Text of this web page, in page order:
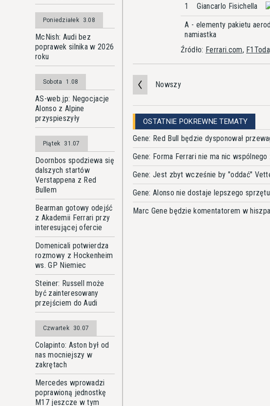
Poniedziałek 3.08
McNish: Audi bez
poprawek silnika w 2026
roku
Sobota 1.08
AS-web.jp: Negocjacje
Alonso z Alpine
przyspieszyły
Piątek 31.07
Doornbos spodziewa się
dalszych startów
Verstappena z Red
Bullem
Bearman gotowy odejść
z Akademii Ferrari przy
interesującej ofercie
Domenicali potwierdza
rozmowy z Hockenheim
ws. GP Niemiec
Steiner: Russell może
być zainteresowany
przejściem do Audi
Czwartek 30.07
Colapinto: Aston był od
nas mocniejszy w
zakrętach
Mercedes wprowadzi
poprawioną jednostkę
M17 jeszcze w tym
1
Giancarlo Fisichella
A - elementy pakietu
namiastka
Źródło: Ferrari.com,
Nowszy
OSTATNIE POKREWNE TEMATY
Gene: Red Bull będzie dysponował
Gene: Forma Ferrari nie ma nic
Gene: Jest zbyt wcześnie by "oddać"
Gene: Alonso nie dostaje lepszego
Marc Gene będzie komentatorem w